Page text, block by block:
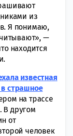
из
Я понимаю,
—
находится
известная
страшное
на трассе
В другом
от
человек